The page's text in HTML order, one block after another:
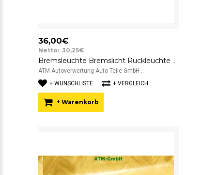
36,00€
Netto: 30,25€
Bremsleuchte Bremslicht Rückleuchte Rücklicht links Alfa Romeo 147 3 türig
ATM Autoverwertung Auto-Teile GmbH ..
+ WUNSCHLISTE
+ VERGLEICH
+ Warenkorb